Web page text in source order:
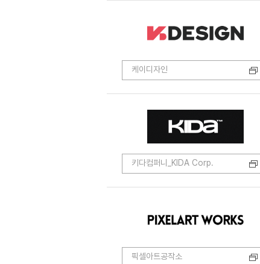
케이디자인
키다컴퍼니_KIDA Corp.
픽셀아트공작소